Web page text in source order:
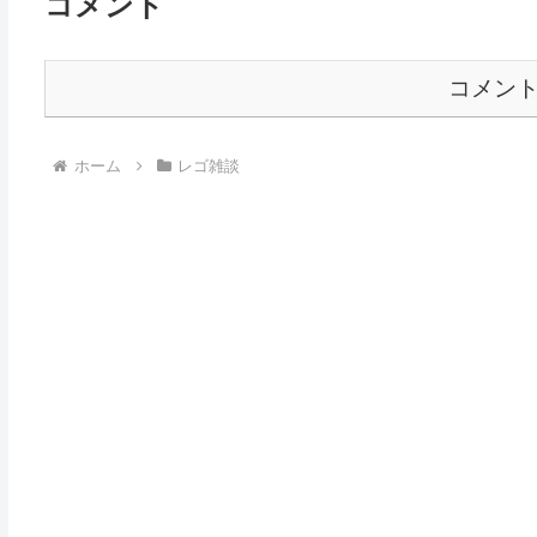
コメン
ホーム レゴ雑談